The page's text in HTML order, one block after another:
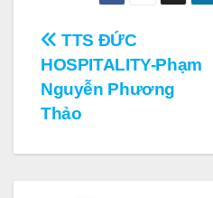
Điều
hướng
bài
viết
TTS ĐỨC
HOSPITALITY-Phạm
Nguyễn Phương
Thảo